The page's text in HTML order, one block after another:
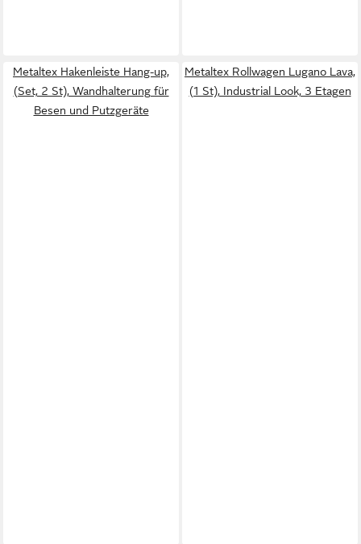
Metaltex Hakenleiste Hang-up,
(Set, 2 St), Wandhalterung für
Besen und Putzgeräte
Metaltex Rollwagen Lugano Lava,
(1 St), Industrial Look, 3 Etagen